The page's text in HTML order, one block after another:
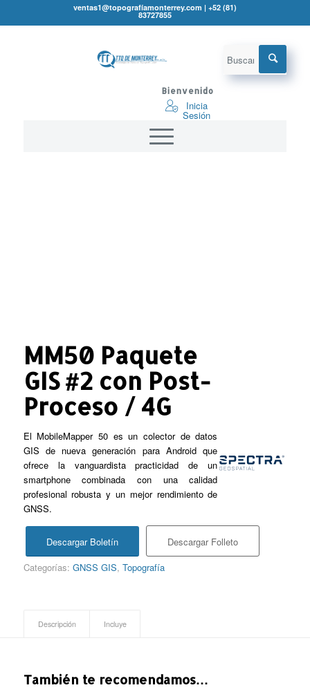
ventas1@topografíamonterrey.com | +52 (81)
83727855
Bienvenido
Inicia
Sesión
MM50 Paquete
GIS #2 con Post-
Proceso / 4G
El MobileMapper 50 es un colector de datos
GIS de nueva generación para Android que
ofrece la vanguardista practicidad de un
smartphone combinada con una calidad
profesional robusta y un mejor rendimiento de
GNSS.
Descargar Boletín
Descargar Folleto
Categorías: GNSS GIS, Topografía
Descripción Incluye
También te recomendamos…